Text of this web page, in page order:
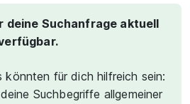
deine Suchanfrage aktuell
könnten für dich hilfreich sein:
Suchbegriffe allgemeiner